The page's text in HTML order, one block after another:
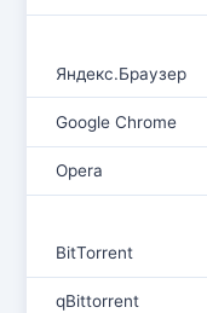
Яндекс.Браузер
Google Chrome
Opera
BitTorrent
qBittorrent